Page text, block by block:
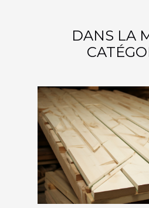
DANS LA